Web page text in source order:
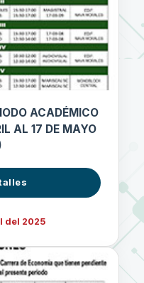
ACADÉMICO
AL 17 DE MAYO
del 2025